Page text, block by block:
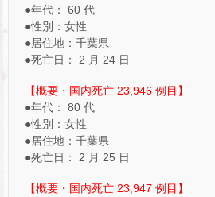
●年代： 60 代
●性別：女性
●居住地：千葉県
●死亡日： 2 月 24 日
【概要・国内死亡 23,946 例目】
●年代： 80 代
●性別：女性
●居住地：千葉県
●死亡日： 2 月 25 日
【概要・国内死亡 23,947 例目】